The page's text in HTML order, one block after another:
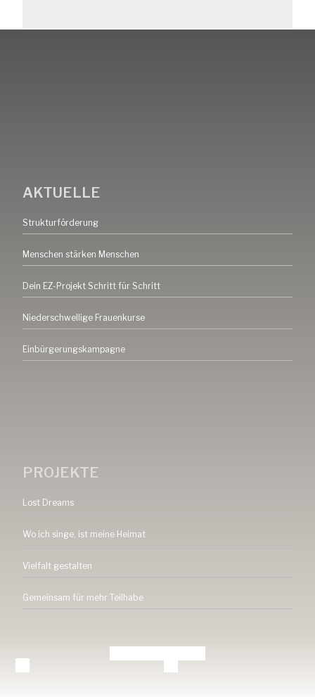
AKTUELLE
Strukturförderung
Menschen stärken Menschen
Dein EZ-Projekt Schritt für Schritt
Niederschwellige Frauenkurse
Einbürgerungskampagne
PROJEKTE
Lost Dreams
Wo ich singe, ist meine Heimat
Vielfalt gestalten
Gemeinsam für mehr Teilhabe